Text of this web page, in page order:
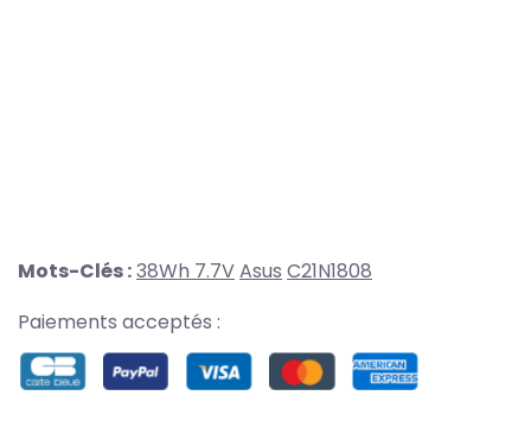
Mots-Clés :38Wh 7.7VAsus C21N1808
Paiements acceptés :